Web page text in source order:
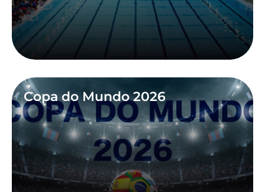
Copa do Mundo 2026